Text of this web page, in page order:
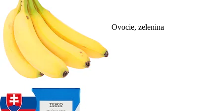
Ovocie, zelenina